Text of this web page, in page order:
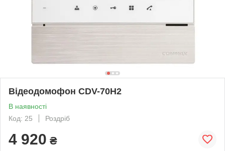
Відеодомофон СDV-70Н2
В наявності
Код: 25
Роздріб
4 920 ₴